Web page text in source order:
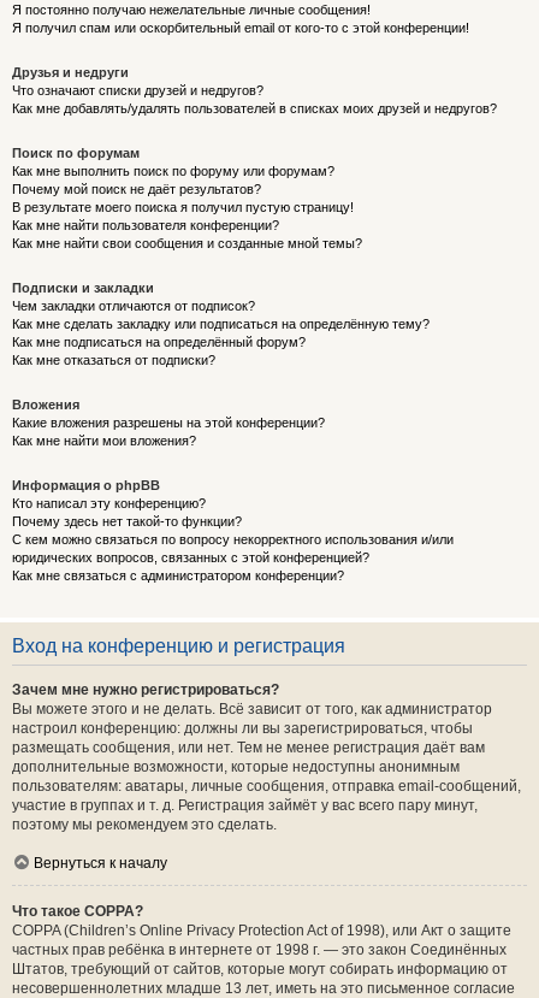
Я постоянно получаю нежелательные личные сообщения!
Я получил спам или оскорбительный email от кого-то с этой конференции!
Друзья и недруги
Что означают списки друзей и недругов?
Как мне добавлять/удалять пользователей в списках моих друзей и недругов?
Поиск по форумам
Как мне выполнить поиск по форуму или форумам?
Почему мой поиск не даёт результатов?
В результате моего поиска я получил пустую страницу!
Как мне найти пользователя конференции?
Как мне найти свои сообщения и созданные мной темы?
Подписки и закладки
Чем закладки отличаются от подписок?
Как мне сделать закладку или подписаться на определённую тему?
Как мне подписаться на определённый форум?
Как мне отказаться от подписки?
Вложения
Какие вложения разрешены на этой конференции?
Как мне найти мои вложения?
Информация о phpBB
Кто написал эту конференцию?
Почему здесь нет такой-то функции?
С кем можно связаться по вопросу некорректного использования и/или
юридических вопросов, связанных с этой конференцией?
Как мне связаться с администратором конференции?
Вход на конференцию и регистрация
Зачем мне нужно регистрироваться?
Вы можете этого и не делать. Всё зависит от того, как администратор
настроил конференцию: должны ли вы зарегистрироваться, чтобы
размещать сообщения, или нет. Тем не менее регистрация даёт вам
дополнительные возможности, которые недоступны анонимным
пользователям: аватары, личные сообщения, отправка email-сообщений,
участие в группах и т. д. Регистрация займёт у вас всего пару минут,
поэтому мы рекомендуем это сделать.
Вернуться к началу
Что такое COPPA?
COPPA (Children’s Online Privacy Protection Act of 1998), или Акт о защите
частных прав ребёнка в интернете от 1998 г. — это закон Соединённых
Штатов, требующий от сайтов, которые могут собирать информацию от
несовершеннолетних младше 13 лет, иметь на это письменное согласие